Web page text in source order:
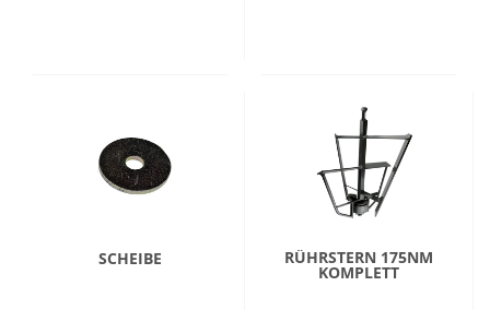
SCHEIBE RÜHRSTERN 175NM
KOMPLETT